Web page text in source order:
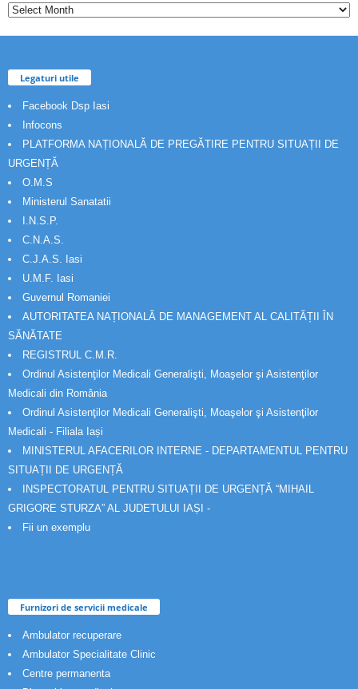
Legaturi utile
Facebook Dsp Iasi
Infocons
PLATFORMA NAȚIONALĂ DE PREGĂTIRE PENTRU SITUAȚII DE
URGENȚĂ
O.M.S
Ministerul Sanatatii
I.N.S.P.
C.N.A.S.
C.J.A.S. Iasi
U.M.F. Iasi
Guvernul Romaniei
AUTORITATEA NAȚIONALĂ DE MANAGEMENT AL CALITĂȚII ÎN
SĂNĂTATE
REGISTRUL C.M.R.
Ordinul Asistenţilor Medicali Generalişti, Moaşelor şi Asistenţilor
Medicali din România
Ordinul Asistenţilor Medicali Generalişti, Moaşelor şi Asistenţilor
Medicali - Filiala Iași
MINISTERUL AFACERILOR INTERNE - DEPARTAMENTUL PENTRU
SITUAȚII DE URGENȚĂ
INSPECTORATUL PENTRU SITUAȚII DE URGENȚĂ “MIHAIL
GRIGORE STURZA” AL JUDETULUI IAȘI -
Fii un exemplu
Furnizori de servicii medicale
Ambulator recuperare
Ambulator Specialitate Clinic
Centre permanenta